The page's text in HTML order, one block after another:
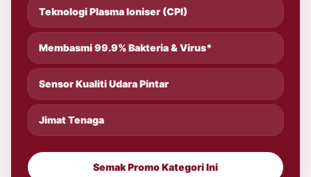
Teknologi Plasma Ioniser (CPI)
Membasmi 99.9% Bakteria & Virus*
Sensor Kualiti Udara Pintar
Jimat Tenaga
Semak Promo Kategori Ini